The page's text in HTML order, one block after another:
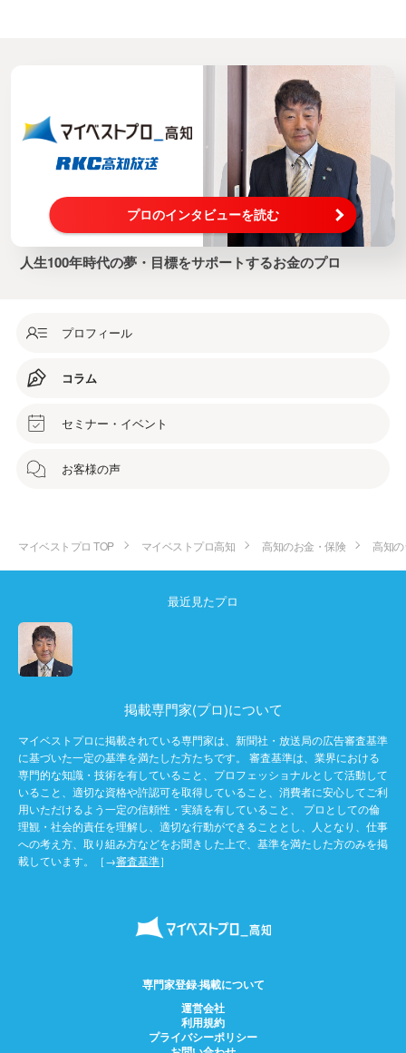
プロのインタビューを読む
人生100年時代の夢・目標をサポートするお金のプロ
プロフィール
コラム
セミナー・イベント
お客様の声
マイベストプロ TOP マイベストプロ高知 高知のお金・保険 高知
最近見たプロ
掲載専門家(プロ)について
マイベストプロに掲載されている専門家は、新聞社・放送局の広告審査基準
に基づいた一定の基準を満たした方たちです。 審査基準は、業界における
専門的な知識・技術を有していること、プロフェッショナルとして活動して
いること、適切な資格や許認可を取得していること、消費者に安心してご利
用いただけるよう一定の信頼性・実績を有していること、 プロとしての倫
理観・社会的責任を理解し、適切な行動ができることとし、人となり、仕事
への考え方、取り組み方などをお聞きした上で、基準を満たした方のみを掲
載しています。［→審査基準］
専門家登録·掲載について
運営会社
利用規約
プライバシーポリシー